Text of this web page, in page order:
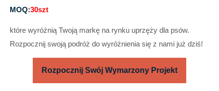
MOQ:30szt
które wyróżnią Twoją markę na rynku uprzęży dla psów.
Rozpocznij swoją podróż do wyróżnienia się z nami już dziś!
Rozpocznij Swój Wymarzony Projekt